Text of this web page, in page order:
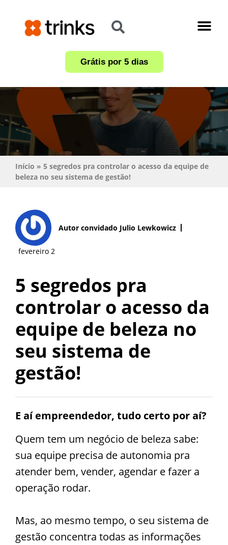
Grátis por 5 dias
Início » 5 segredos pra controlar o acesso da equipe de
beleza no seu sistema de gestão!
Autor convidado Julio Lewkowicz
fevereiro 2
5 segredos pra
controlar o acesso da
equipe de beleza no
seu sistema de
gestão!
E aí empreendedor, tudo certo por aí?
Quem tem um negócio de beleza sabe:
sua equipe precisa de autonomia pra
atender bem, vender, agendar e fazer a
operação rodar.
Mas, ao mesmo tempo, o seu sistema de
gestão concentra todas as informações